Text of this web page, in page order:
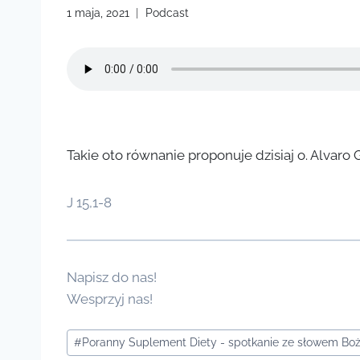
1 maja, 2021 Podcast
Takie oto równanie proponuje dzisiaj o. Alvaro
J 15,1-8
Napisz do nas!
Wesprzyj nas!
Tagi
wpisu:
#Poranny Suplement Diety - spotkanie ze słowem